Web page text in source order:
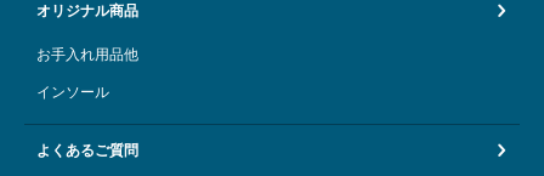
オリジナル商品
お手入れ用品他
インソール
よくあるご質問